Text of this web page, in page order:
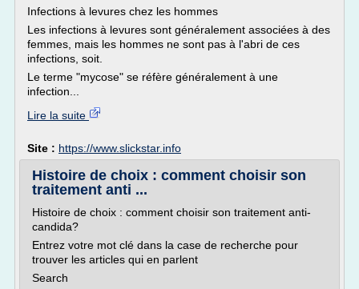
Infections à levures chez les hommes
Les infections à levures sont généralement associées à des
femmes, mais les hommes ne sont pas à l'abri de ces
infections, soit.
Le terme "mycose" se réfère généralement à une
infection...
Lire la suite
Site : https://www.slickstar.info
Histoire de choix : comment choisir son
traitement anti ...
Histoire de choix : comment choisir son traitement anti-
candida?
Entrez votre mot clé dans la case de recherche pour
trouver les articles qui en parlent
Search